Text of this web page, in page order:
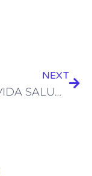
NEXT
CICLO VIDA SALUDABLE (III): Prevención del cáncer